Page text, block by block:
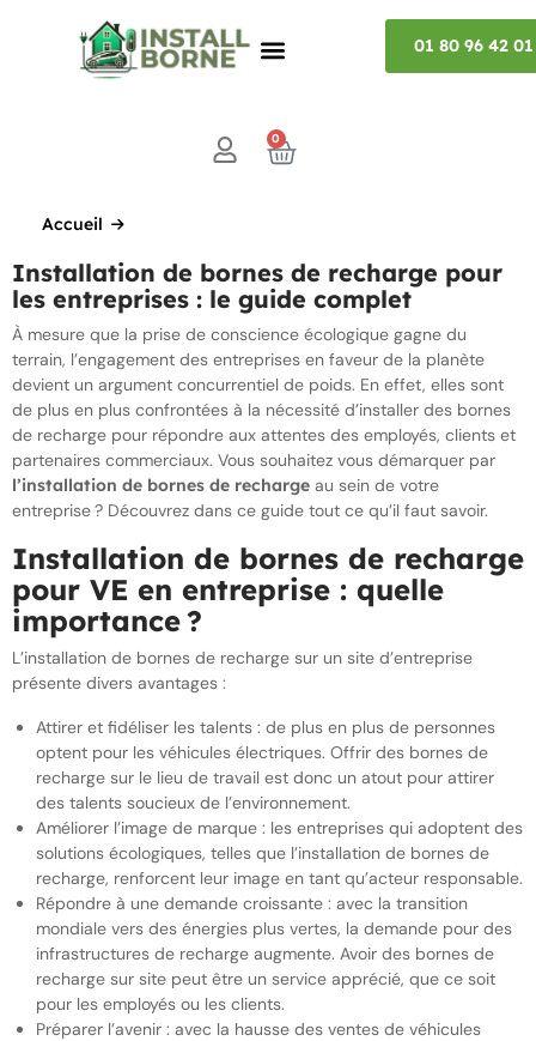
01 80 96 42 01
0
Accueil
Installation de bornes de recharge pour
les entreprises : le guide complet
À mesure que la prise de conscience écologique gagne du
terrain, l’engagement des entreprises en faveur de la planète
devient un argument concurrentiel de poids. En effet, elles sont
de plus en plus confrontées à la nécessité d’installer des bornes
de recharge pour répondre aux attentes des employés, clients et
partenaires commerciaux. Vous souhaitez vous démarquer par
l’installation de bornes de recharge au sein de votre
entreprise ? Découvrez dans ce guide tout ce qu’il faut savoir.
Installation de bornes de recharge
pour VE en entreprise : quelle
importance ?
L’installation de bornes de recharge sur un site d’entreprise
présente divers avantages :
Attirer et fidéliser les talents : de plus en plus de personnes
optent pour les véhicules électriques. Offrir des bornes de
recharge sur le lieu de travail est donc un atout pour attirer
des talents soucieux de l’environnement.
Améliorer l’image de marque : les entreprises qui adoptent des
solutions écologiques, telles que l’installation de bornes de
recharge, renforcent leur image en tant qu’acteur responsable.
Répondre à une demande croissante : avec la transition
mondiale vers des énergies plus vertes, la demande pour des
infrastructures de recharge augmente. Avoir des bornes de
recharge sur site peut être un service apprécié, que ce soit
pour les employés ou les clients.
Préparer l’avenir : avec la hausse des ventes de véhicules